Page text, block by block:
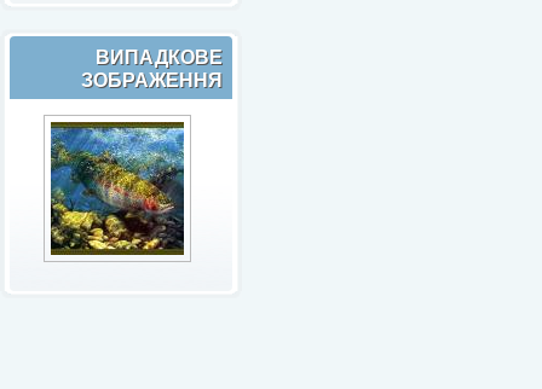
ВИПАДКОВЕ
ЗОБРАЖЕННЯ